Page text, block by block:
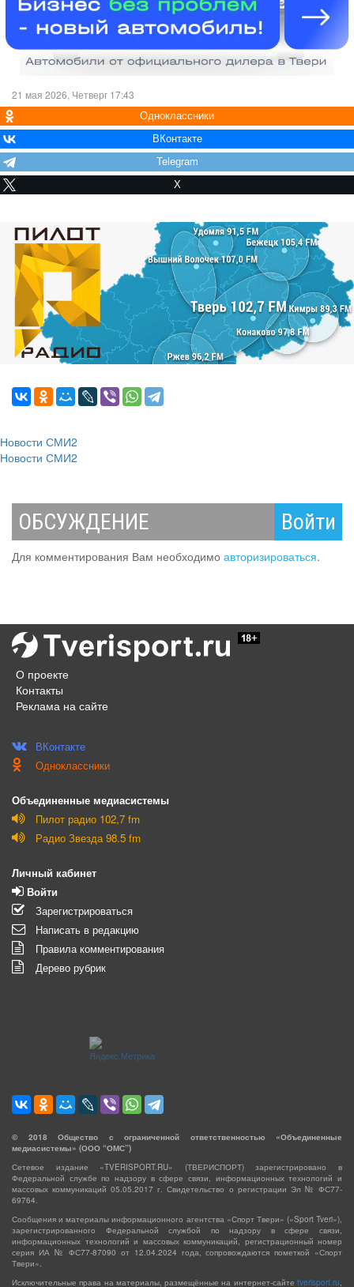
21 мая 2026, Четверг 17:43
Одноклассники
ВКонтакте
Telegram
X
Новости СМИ2
Новости СМИ2
ОБСУЖДЕНИЕ Войти
Для комментирования Вам необходимо авторизироваться.
О проекте
Контакты
Реклама на сайте
ВКонтакте
Одноклассники
Объединенные медиасистемы
Пилот радио 102,7 fm
Радио Звезда 98.5 fm
Личный кабинет
Войти
Зарегистрироваться
Написать в редакцию
Правила комментирования
Дерево рубрик
© 2018 Общество с ограниченной ответственностью «Объединенные
медиасистемы» (ООО “ОМС”)
Сетевое издание «TVERISPORT.RU» (ТВЕРИСПОРТ) зарегистрировано в
Федеральной службе по надзору в сфере связи, информационных технологий и
массовых коммуникаций 05.05.2017 г. Свидетельство о регистрации Эл № ФС77-
69764.
Сообщения и материалы информационного агентства «Спорт Твери» («Sport Tveri»),
зарегистрированного Федеральной службой по надзору в сфере связи,
информационных технологий и массовых коммуникаций, регистрационный номер
серия ИА № ФС77-87090 от 12.04.2024 года, сопровождаются пометкой «Спорт
Твери».
Исключительные права на материалы, размещённые на интернет-сайте tverisport.ru,